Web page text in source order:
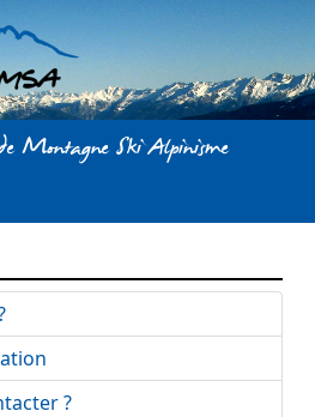
Aller au contenu principal
Montagne Ski Alpinisme
?